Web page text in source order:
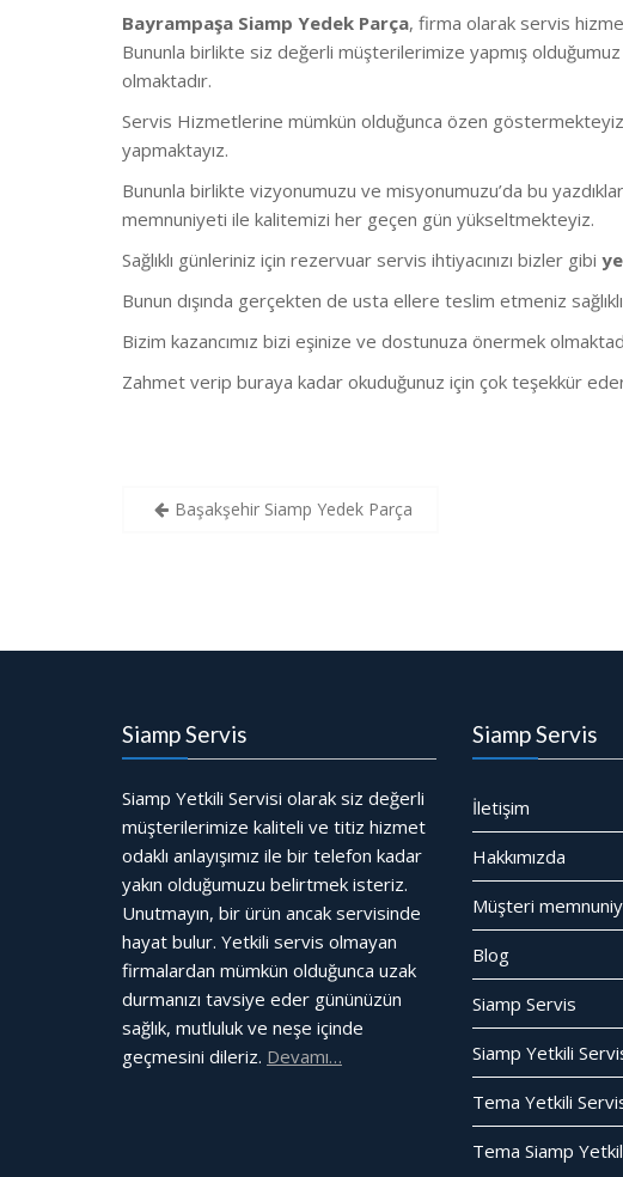
Bayrampaşa Siamp Yedek Parça, firma olarak servis
Bununla birlikte siz değerli müşterilerimize yapmış
olmaktadır.
Servis Hizmetlerine mümkün olduğunca özen
yapmaktayız.
Bununla birlikte vizyonumuzu ve misyonumuzu’da bu
memnuniyeti ile kalitemizi her geçen gün yükseltmekteyiz.
Sağlıklı günleriniz için rezervuar servis ihtiyacınızı bizler gibi
Bunun dışında gerçekten de usta ellere teslim etmeniz
Bizim kazancımız bizi eşinize ve dostunuza önermek
Zahmet verip buraya kadar okuduğunuz için çok teşekkür
YazıBaşakşehir Siamp Yedek Parça
Siamp Servis
Siamp Yetkili Servisi olarak siz değerli
müşterilerimize kaliteli ve titiz hizmet
odaklı anlayışımız ile bir telefon kadar
yakın olduğumuzu belirtmek isteriz.
Unutmayın, bir ürün ancak servisinde
hayat bulur. Yetkili servis olmayan
firmalardan mümkün olduğunca uzak
durmanızı tavsiye eder gününüzün
sağlık, mutluluk ve neşe içinde
geçmesini dileriz. Devamı…
Siamp Servis
İletişim
Hakkımızda
Müşteri
Blog
Siamp Servis
Siamp Yetkili
Tema Yetkili
Tema Siamp